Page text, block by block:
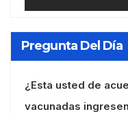
Pregunta Del Día
¿Esta usted de
vacunadas